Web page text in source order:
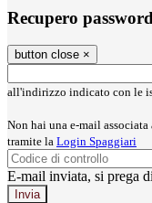
Recupero password
button close ×
all'indirizzo indicato con le
Non hai una e-mail
tramite la Login Spaggiari
E-mail inviata, si prega